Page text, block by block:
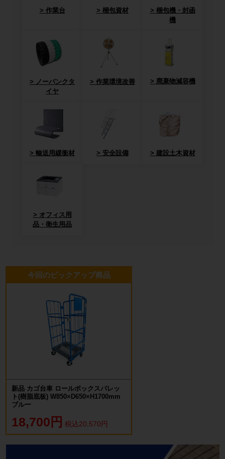
作業台 梱包資材
梱包機・封函
機
ノーパンクタ
イヤ
作業環境改善 廃棄物減容機
輸送用緩衝材 安全設備 建設土木資材
オフィス用
品・衛生用品
今回のピックアップ商品
新品 カゴ台車 ロールボックスパレッ
ト(樹脂底板) W850×D650×H1700mm
ブルー
18,700円 税込20,570円